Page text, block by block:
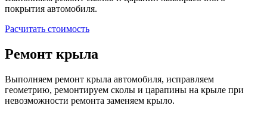
покрытия автомобиля.
Расчитать стоимость
Ремонт крыла
Выполняем ремонт крыла автомобиля, исправляем
геометрию, ремонтируем сколы и царапины на крыле при
невозможности ремонта заменяем крыло.